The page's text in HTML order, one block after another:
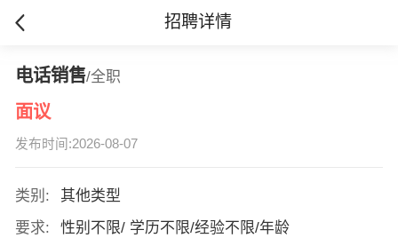
招聘详情
电话销售/全职
面议
发布时间:2026-08-07
类别:
其他类型
要求:
性别不限/ 学历不限/经验不限/年龄